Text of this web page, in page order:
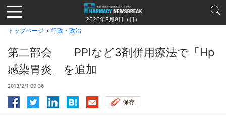
Jump
to
navigation
2026年8月9日（日）
トップページ > 行政・政治
第二部会 PPIなど3剤併用療法で「Hp
感染胃炎」を追加
2013/2/1 09:36
保存